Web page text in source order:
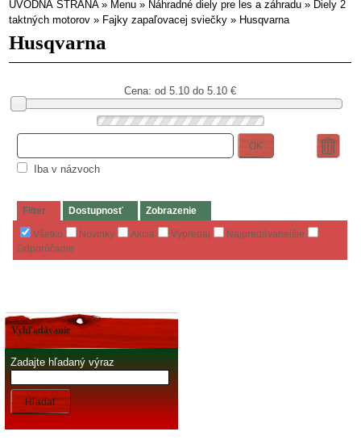
ÚVODNÁ STRANA» Menu » Náhradné diely pre les a záhradu » Diely 2
taktných motorov » Fajky zapaľovacej sviečky » Husqvarna
Husqvarna
Cena: od 5.10 do 5.10€
OK
Iba v názvoch
Filter Dostupnosť Zobrazenie
Všetko Novinky Akcia Výpredaj
Najpredávanejšie
Odporúčame
Vyhľadávanie
Zadajte hľadaný výraz
Hľadať